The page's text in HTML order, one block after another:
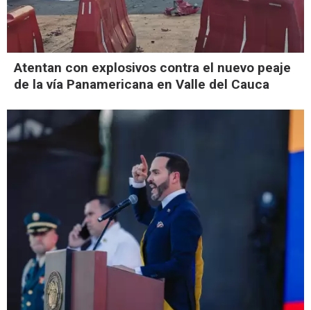
Atentan con explosivos contra el nuevo peaje
de la vía Panamericana en Valle del Cauca